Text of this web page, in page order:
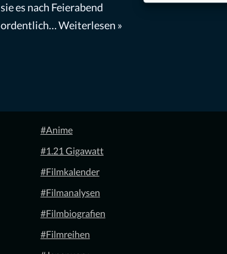
sie es nach Feierabend
ordentlich…Weiterlesen »
#Anime
#1.21 Gigawatt
#Filmkalender
#Filmanalysen
#Filmbiografien
#Filmreihen